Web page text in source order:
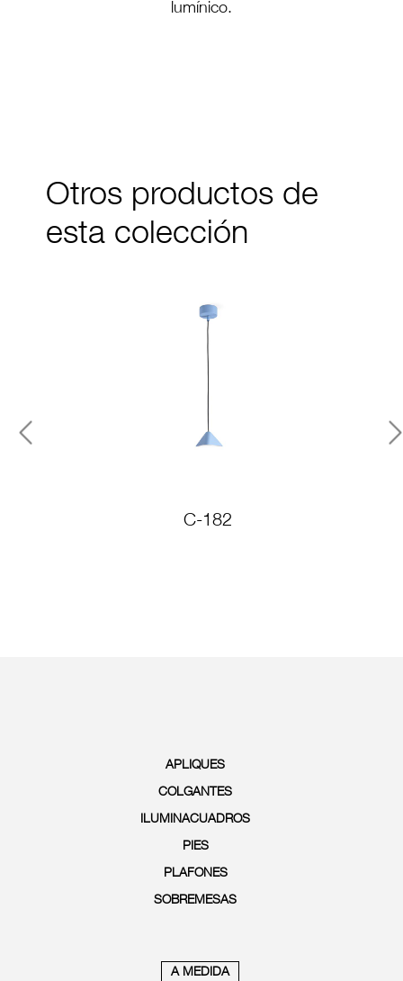
lumínico.
Otros productos de
esta colección
Previous
C-182
APLIQUES
COLGANTES
ILUMINACUADROS
PIES
PLAFONES
SOBREMESAS
A MEDIDA